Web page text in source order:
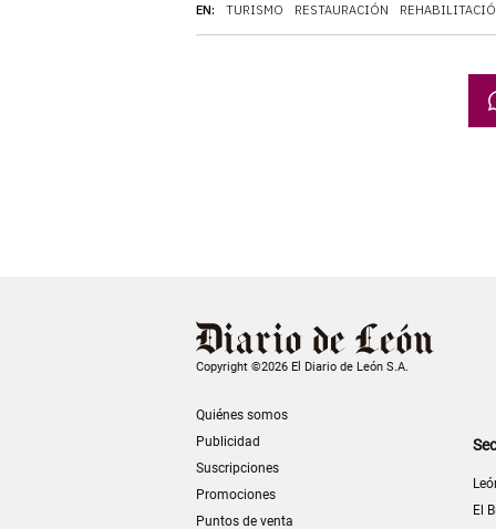
EN: TURISMO RESTAURACIÓN
Copyright ©2026 El Diario de León S.A.
Quiénes somos
Publicidad
Suscripciones
Promociones
Puntos de venta
El